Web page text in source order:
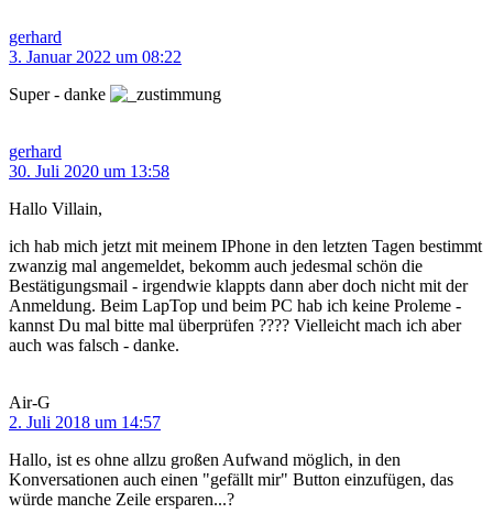
gerhard
3. Januar 2022 um 08:22
Super - danke
gerhard
30. Juli 2020 um 13:58
Hallo Villain,
ich hab mich jetzt mit meinem IPhone in den letzten Tagen bestimmt
zwanzig mal angemeldet, bekomm auch jedesmal schön die
Bestätigungsmail - irgendwie klappts dann aber doch nicht mit der
Anmeldung. Beim LapTop und beim PC hab ich keine Proleme -
kannst Du mal bitte mal überprüfen ???? Vielleicht mach ich aber
auch was falsch - danke.
Air-G
2. Juli 2018 um 14:57
Hallo, ist es ohne allzu großen Aufwand möglich, in den
Konversationen auch einen "gefällt mir" Button einzufügen, das
würde manche Zeile ersparen...?